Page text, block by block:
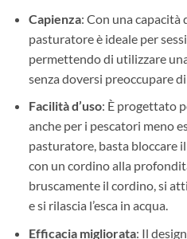
Capienza: Con una capacità
pasturatore è ideale per
permettendo di utilizzare
senza doversi preoccupare
Facilità d’uso: È progettato
anche per i pescatori meno
pasturatore, basta bloccare
con un cordino alla
bruscamente il cordino, si
e si rilascia l’esca in acqua.
Efficacia migliorata: Il